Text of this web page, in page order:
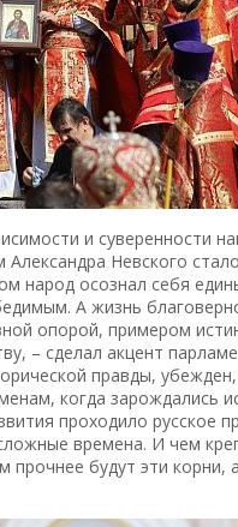
и суверенности
Невского
народ осознал себя
А жизнь
опорой, примером
– сделал акцент
правды,
когда зарождались
проходило русское
времена. И чем
будут эти корни,